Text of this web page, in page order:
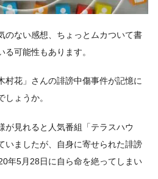
のない感想、ちょっとムカついて書
可能性もあります。
村花」さんの誹謗中傷事件が記憶に
ょうか。
が見れると人気番組「テラスハウ
いましたが、自身に寄せられた誹謗
年5月28日に自ら命を絶ってしまい